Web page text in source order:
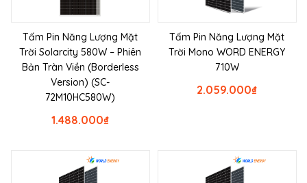
Tấm Pin Năng Lượng Mặt
Trời Solarcity 580W – Phiên
Bản Tràn Viền (Borderless
Version) (SC-
72M10HC580W)
₫
1.488.000
Tấm Pin Năng Lượng Mặt
Trời Mono WORD ENERGY
710W
₫
2.059.000